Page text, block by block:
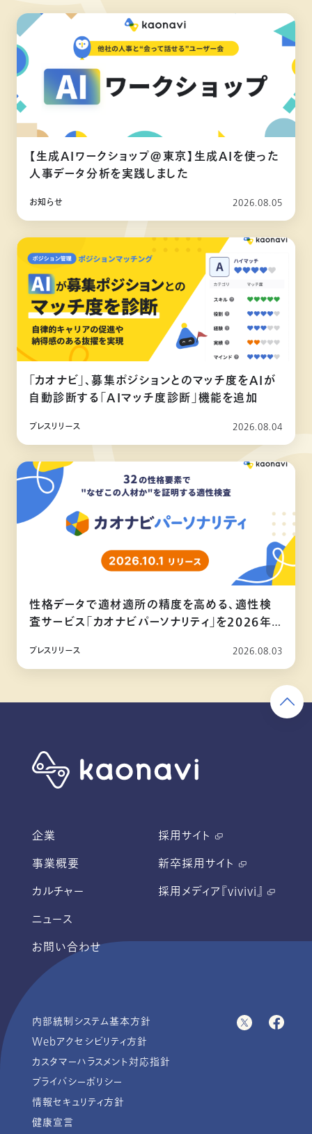
【生成AIワークショップ@東京】生成AIを使った
人事データ分析を実践しました
お知らせ 2026.08.05
「カオナビ」、募集ポジションとのマッチ度をAIが
自動診断する「AIマッチ度診断」機能を追加
プレスリリース 2026.08.04
性格データで適材適所の精度を高める、適性検
査サービス「カオナビパーソナリティ」を2026年
プレスリリース 2026.08.03
企業
事業概要
カルチャー
ニュース
お問い合わせ
採用サイト
新卒採用サイト
採用メディア『vivivi』
内部統制システム基本方針
Webアクセシビリティ方針
カスタマーハラスメント対応指針
プライバシーポリシー
情報セキュリティ方針
健康宣言